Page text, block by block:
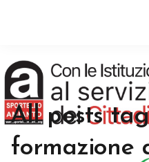
All posts
formazione